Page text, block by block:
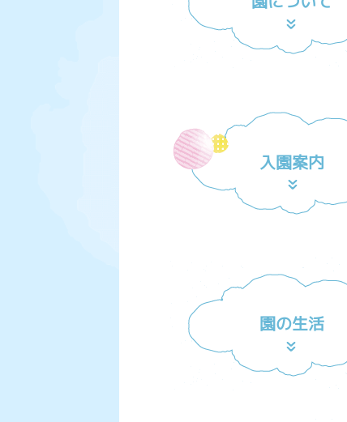
入園案内
園の生活